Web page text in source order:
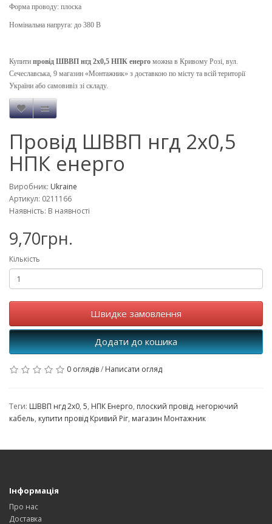
Форма проводу: плоска
Номінальна напруга: до 380 В
Купити провід ШВВП нгд 2х0,5 НПК енерго можна в Кривому Розі, вул.
Сечеславська, 9 магазин «Монтажник» з доставкою по місту та всій території
України або самовивіз зі складу.
Провід ШВВП нгд 2x0,5
НПК енерго
Виробник: Ukraine
Артикул: 0211166
Наявність: В наявності
9,70грн.
Кількість
Швидке замовлення
Додати до кошика
0 оглядів/ Написати огляд
Теги: ШВВП нгд 2x0, 5, НПК Енерго, плоский провід, негорючий
кабель, купити провід Кривий Ріг, магазин Монтажник
Інформація
Про нас
Доставка